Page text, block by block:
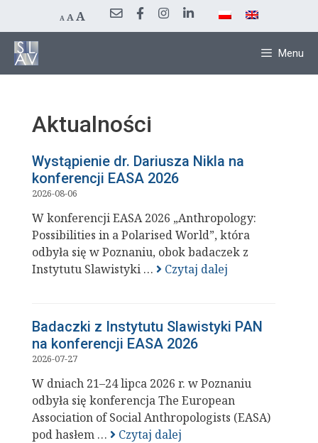
treści
A
Decrease
font
A Reset
A Increase
font
Menu
Aktualności
Wystąpienie dr. Dariusza Nikla na
konferencji EASA 2026
2026-08-06
W konferencji EASA 2026 „Anthropology:
Possibilities in a Polarised World”, która
odbyła się w Poznaniu, obok badaczek z
Instytutu Slawistyki …
Czytaj dalej
Badaczki z Instytutu Slawistyki PAN
na konferencji EASA 2026
2026-07-27
W dniach 21–24 lipca 2026 r. w Poznaniu
odbyła się konferencja The European
Association of Social Anthropologists (EASA)
pod hasłem …
Czytaj dalej